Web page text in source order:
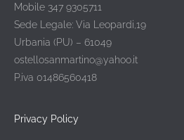
Mobile 347 9305711
Sede Legale: Via Leopardi,19
Urbania (PU) – 61049
ostellosanmartino@yahoo.it
P.iva 01486560418
Privacy Policy